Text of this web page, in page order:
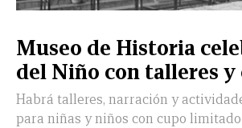
Museo de Historia
del Niño con talleres y
Habrá talleres, narración y
para niñas y niños con cupo